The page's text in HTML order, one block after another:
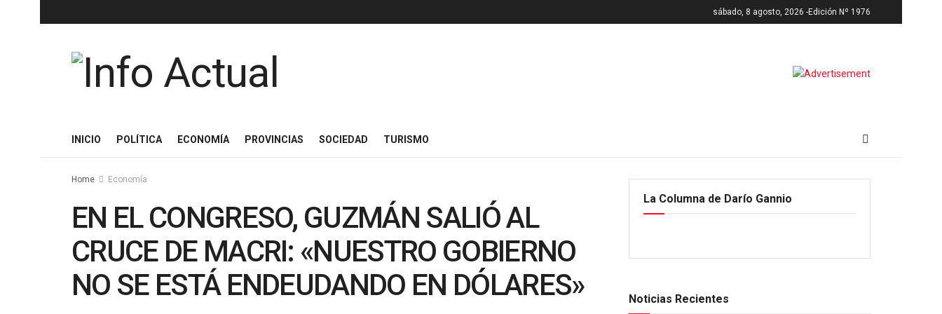
sábado, 8 agosto, 2026 -Edición Nº 1976
INICIO POLÍTICA ECONOMÍA PROVINCIAS SOCIEDAD TURISMO
Home Economía
EN EL CONGRESO, GUZMÁN SALIÓ AL
CRUCE DE MACRI: «NUESTRO GOBIERNO
NO SE ESTÁ ENDEUDANDO EN DÓLARES»
La Columna de Darío Gannio
Noticias Recientes